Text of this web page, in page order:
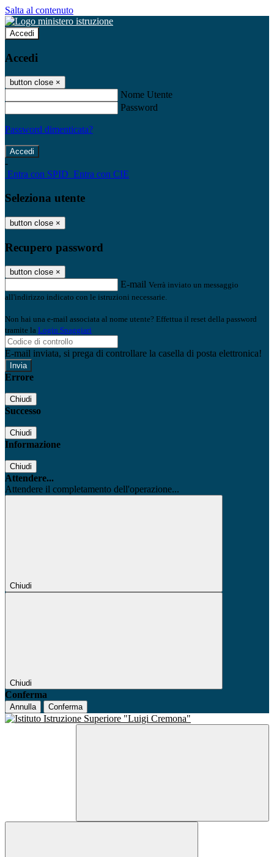
Salta al contenuto
Accedi
Accedi
button close ×
Nome Utente
Password
Password dimenticata?
-
Entra con SPID Entra con CIE
Seleziona utente
button close ×
Recupero password
button close ×
E-mail Verrà inviato un messaggio
all'indirizzo indicato con le istruzioni necessarie.
Non hai una e-mail associata al nome utente? Effettua il reset della password
tramite la Login Spaggiari
E-mail inviata, si prega di controllare la casella di posta elettronica!
Errore
Chiudi
Successo
Chiudi
Informazione
Chiudi
Attendere...
Attendere il completamento dell'operazione...
Chiudi
Chiudi
Conferma
Annulla Conferma